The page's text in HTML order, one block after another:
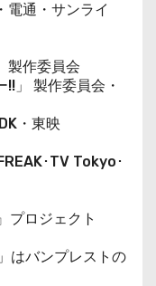
電通・サンライ
製作委員会
」 製作委員会・
・東映
･TV Tokyo･
プロジェクト
はバンプレストの